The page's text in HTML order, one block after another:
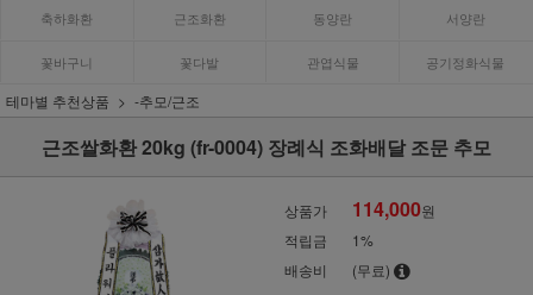
축하화환 근조화환 동양란 서양란
꽃바구니 꽃다발 관엽식물 공기정화식물
테마별 추천상품 -추모/근조
근조쌀화환 20kg (fr-0004) 장례식 조화배달 조문 추모
상품가 114,000원
적립금
1%
배송비
(무료)